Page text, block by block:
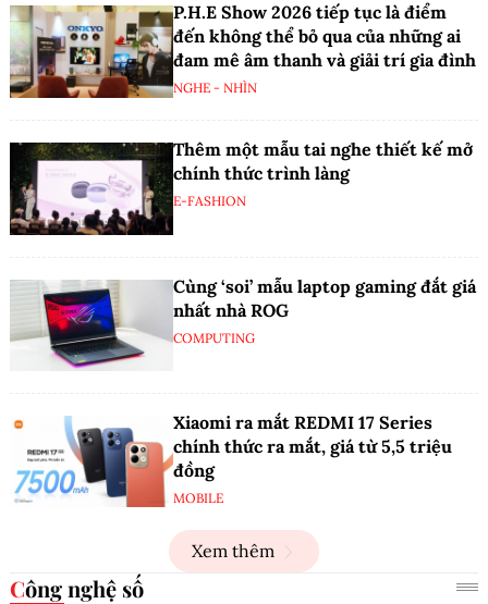
P.H.E Show 2026 tiếp tục là điểm
đến không thể bỏ qua của những ai
đam mê âm thanh và giải trí gia đình
NGHE - NHÌN
Thêm một mẫu tai nghe thiết kế mở
chính thức trình làng
E-FASHION
Cùng ‘soi’ mẫu laptop gaming đắt giá
nhất nhà ROG
COMPUTING
Xiaomi ra mắt REDMI 17 Series
chính thức ra mắt, giá từ 5,5 triệu
đồng
MOBILE
Xem thêm
Công nghệ số